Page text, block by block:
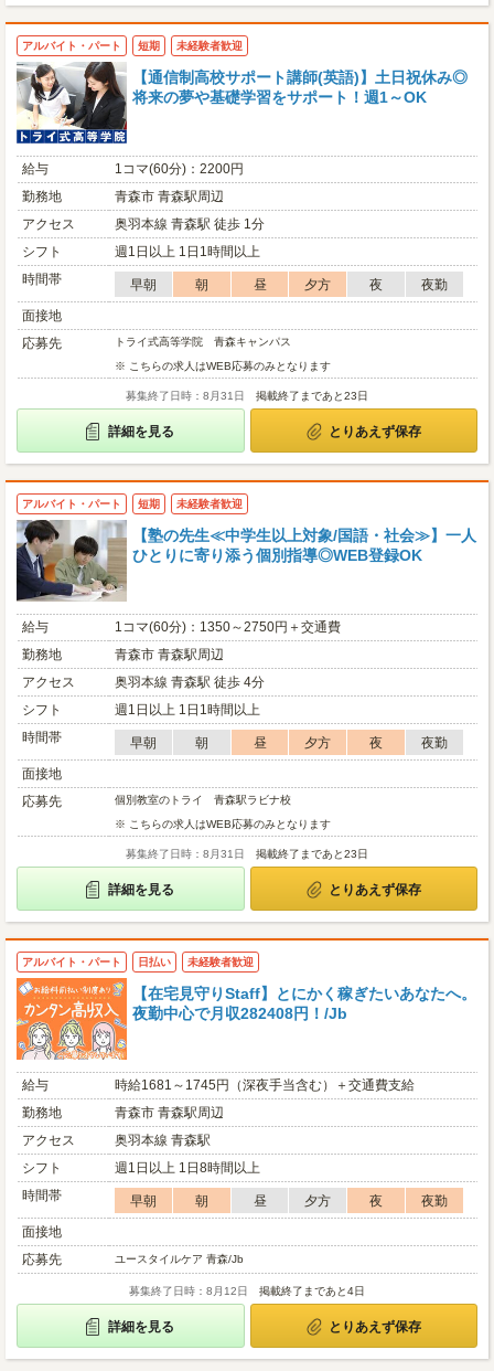
アルバイト・パート 短期 未経験者歓迎
【通信制高校サポート講師(英語)】土日祝休み◎
将来の夢や基礎学習をサポート！週1～OK
給与
1コマ(60分)：2200円
勤務地
青森市 青森駅周辺
アクセス
奥羽本線 青森駅 徒歩 1分
シフト
週1日以上 1日1時間以上
時間帯
早朝 朝 昼 夕方 夜
夜勤
面接地
応募先
トライ式高等学院 青森キャンパス
※ こちらの求人はWEB応募のみとなります
募集終了日時：8月31日 掲載終了まであと23日
詳細を見る とりあえず保存
アルバイト・パート 短期 未経験者歓迎
【塾の先生≪中学生以上対象/国語・社会≫】一人
ひとりに寄り添う個別指導◎WEB登録OK
給与
1コマ(60分)：1350～2750円＋交通費
勤務地
青森市 青森駅周辺
アクセス
奥羽本線 青森駅 徒歩 4分
シフト
週1日以上 1日1時間以上
時間帯
早朝 朝 昼 夕方 夜
夜勤
面接地
応募先
個別教室のトライ 青森駅ラビナ校
※ こちらの求人はWEB応募のみとなります
募集終了日時：8月31日 掲載終了まであと23日
詳細を見る とりあえず保存
アルバイト・パート 日払い 未経験者歓迎
【在宅見守りStaff】とにかく稼ぎたいあなたへ。
夜勤中心で月収282408円！/Jb
給与
時給1681～1745円（深夜手当含む）＋交通費支給
勤務地
青森市 青森駅周辺
アクセス
奥羽本線 青森駅
シフト
週1日以上 1日8時間以上
時間帯
早朝 朝 昼 夕方 夜
夜勤
面接地
応募先
ユースタイルケア 青森/Jb
募集終了日時：8月12日 掲載終了まであと4日
詳細を見る とりあえず保存